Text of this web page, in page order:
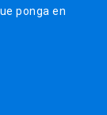
ponga en